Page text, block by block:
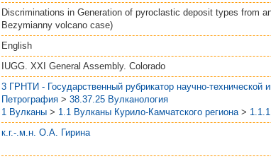
Discriminations in Generation of pyroclastic deposit types from
Bezymianny volcano case)
English
IUGG. XXI General Assembly. Colorado
3 ГРНТИ - Государственный рубрикатор научно-технической
Петрография > 38.37.25 Вулканология
1 Вулканы > 1.1 Вулканы Курило-Камчатского региона >
к.г.-.м.н. О.А. Гирина